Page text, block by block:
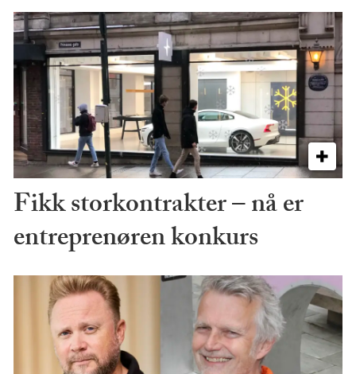
Fikk storkontrakter – nå er
entreprenøren konkurs